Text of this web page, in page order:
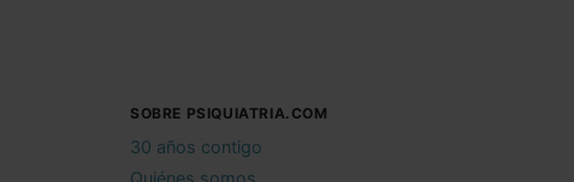
SOBRE PSIQUIATRIA.COM
30 años contigo